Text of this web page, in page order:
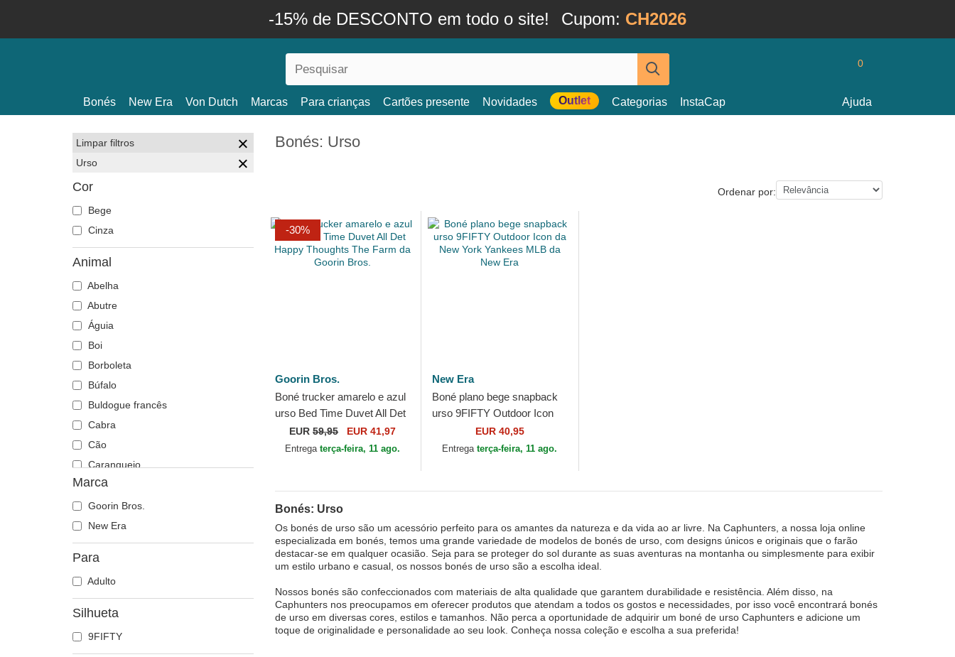
-15% de DESCONTO em todo o site! Cupom: CH2026
0
Bonés New Era Von Dutch Marcas Para crianças Cartões presente Novidades Outlet Categorias InstaCap Ajuda
Limpar filtros
Urso
Cor
Bege
Cinza
Animal
Abelha
Abutre
Águia
Boi
Borboleta
Búfalo
Buldogue francês
Cabra
Cão
Caranguejo
Cavalo
Caveira
Cervo
Chacal
Chihuahua
Coiote
Crocodilo
Marca
Goorin Bros.
New Era
Para
Adulto
Silhueta
9FIFTY
Bonés: Urso
Ordenar por:
-30%
Goorin Bros.
Boné trucker amarelo e azul
urso Bed Time Duvet All Det
Happy Thoughts The Farm
da Goorin Bros.
EUR59,95 EUR 41,97
Entregaterça-feira, 11 ago.
New Era
Boné plano bege snapback
urso 9FIFTY Outdoor Icon
da New York Yankees MLB
da New Era
EUR 40,95
Entregaterça-feira, 11 ago.
Bonés: Urso
Os bonés de urso são um acessório perfeito para os amantes da natureza e da vida ao ar livre. Na Caphunters, a nossa loja online
especializada em bonés, temos uma grande variedade de modelos de bonés de urso, com designs únicos e originais que o farão
destacar-se em qualquer ocasião. Seja para se proteger do sol durante as suas aventuras na montanha ou simplesmente para exibir
um estilo urbano e casual, os nossos bonés de urso são a escolha ideal.
Nossos bonés são confeccionados com materiais de alta qualidade que garantem durabilidade e resistência. Além disso, na
Caphunters nos preocupamos em oferecer produtos que atendam a todos os gostos e necessidades, por isso você encontrará bonés
de urso em diversas cores, estilos e tamanhos. Não perca a oportunidade de adquirir um boné de urso Caphunters e adicione um
toque de originalidade e personalidade ao seu look. Conheça nossa coleção e escolha a sua preferida!